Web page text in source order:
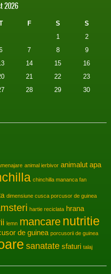
2026
F S
S
1
2
7 8
9
14 15
16
21 22
23
28 29
30
animal ierbivor animalut apa
chinchilla mananca fan
dimensiune cusca porcusor de guinea
hartie reciclata hrana
lemn mancare nutritie
de guinea porcusorii de guinea
sanatate sfaturi talaj